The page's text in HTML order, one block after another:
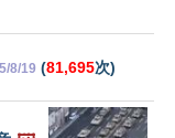
8/19 (81,695次)